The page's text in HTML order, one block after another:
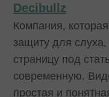
Decibullz
Компания,
защиту для
страницу под
современную.
простая и